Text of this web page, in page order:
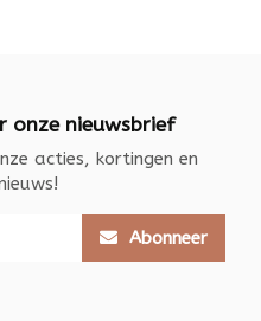
nieuwsbrief
acties, kortingen en
Abonneer